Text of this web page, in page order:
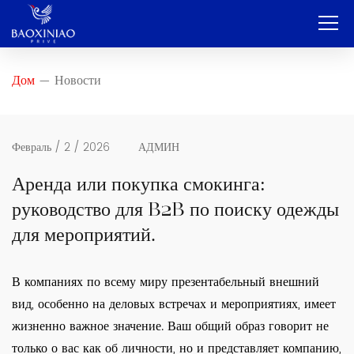
Дом — Новости
Февраль / 2 / 2026 АДМИН
Аренда или покупка смокинга:
руководство для B2B по поиску одежды
для мероприятий.
В компаниях по всему миру презентабельный внешний
вид, особенно на деловых встречах и мероприятиях, имеет
жизненно важное значение. Ваш общий образ говорит не
только о вас как об личности, но и представляет компанию,
OEM и ODM-производители
Продукт
Контакт
Блог